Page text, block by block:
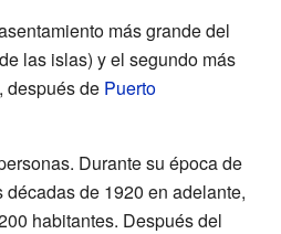
más grande del
las islas) y el segundo más
después de Puerto
Durante su época de
de 1920 en adelante,
habitantes. Después del